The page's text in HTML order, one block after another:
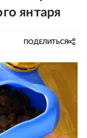
янтаря
ПОДЕЛИТЬСЯ